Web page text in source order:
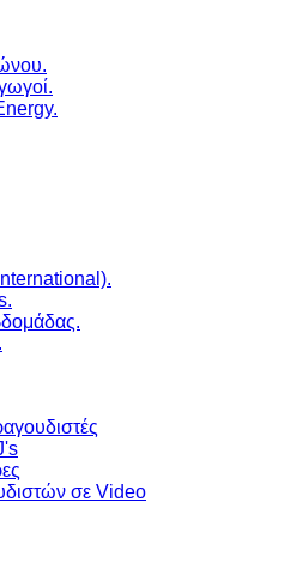
σε Video